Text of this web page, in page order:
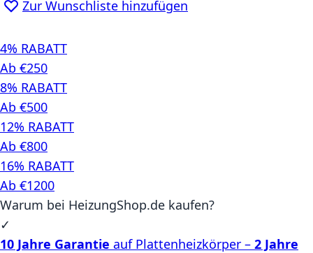
Zur Wunschliste hinzufügen
4% RABATT
Ab €250
8% RABATT
Ab €500
12% RABATT
Ab €800
16% RABATT
Ab €1200
Warum bei HeizungShop.de kaufen?
✓
10 Jahre Garantie auf Plattenheizkörper – 2 Jahre